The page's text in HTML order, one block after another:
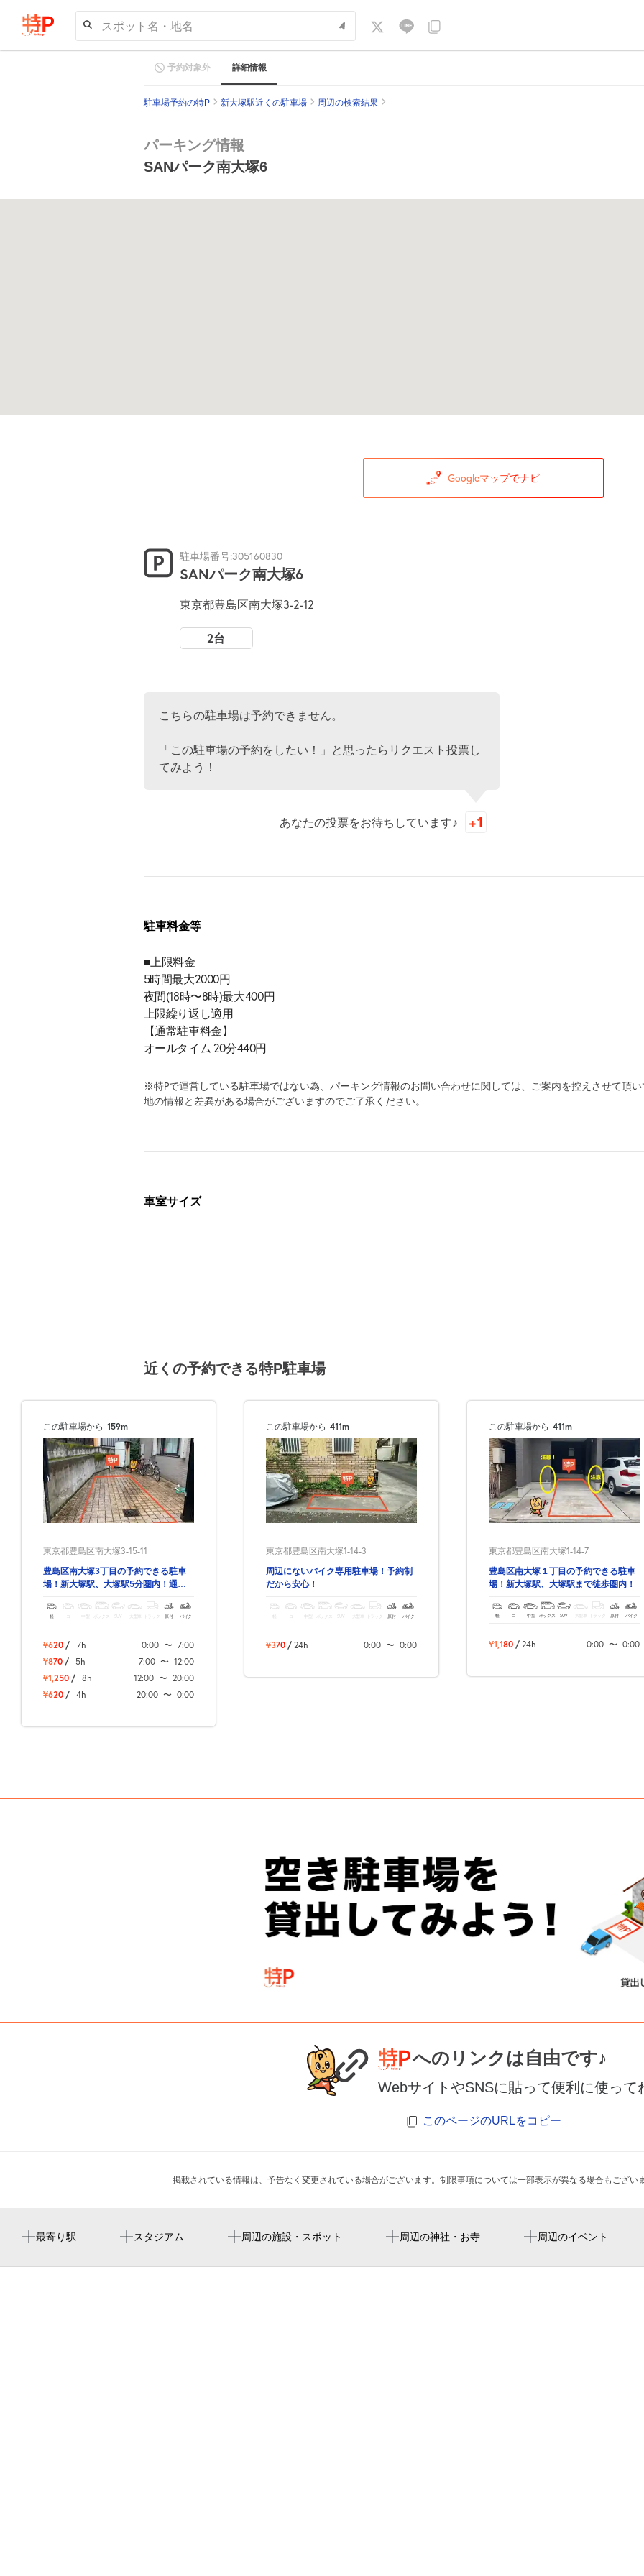
スポット名・地名
予約対象外 詳細情報
駐車場予約の特P 新大塚駅近くの駐車場 周辺の検索結果
パーキング情報
SANパーク南大塚6
Googleマップでナビ
駐車場番号:305160830
SANパーク南大塚6
東京都豊島区南大塚3-2-12
2台
こちらの駐車場は予約できません。
「この駐車場の予約をしたい！」と思ったらリクエスト投票し
てみよう！
あなたの投票をお待ちしています♪
駐車料金等
■上限料金
5時間最大2000円
夜間(18時〜8時)最大400円
上限繰り返し適用
【通常駐車料金】
オールタイム 20分440円
※特Pで運営している駐車場ではない為、パーキング情報のお問い合わせに関しては、ご案内を控えさせて頂
地の情報と差異がある場合がございますのでご了承ください。
車室サイズ
近くの予約できる特P駐車場
この駐車場から 159m
東京都豊島区南大塚3-15-11
豊島区南大塚3丁目の予約できる駐車
場！新大塚駅、大塚駅5分圏内！通勤
軽 中型 ボックス SUV 大型車 トラック 原付 バイク
¥620 / 7h 0:00 〜 7:00
¥870 / 5h 7:00 〜 12:00
¥1,250 / 8h 12:00 〜 20:00
¥620 / 4h 20:00 〜 0:00
この駐車場から 411m
東京都豊島区南大塚1-14-3
周辺にないバイク専用駐車場！予約制
だから安心！
軽 中型 ボックス SUV 大型車 トラック 原付 バイク
¥370 / 24h 0:00 〜 0:00
この駐車場から 411m
東京都豊島区南大塚1-14-7
豊島区南大塚１丁目の予約できる駐車
場！新大塚駅、大塚駅まで徒歩圏内！
軽 コ 中型 ボックス SUV トラック 原付 バイク
¥1,180 / 24h 0:00 〜 0:00
へのリンクは自由です♪
WebサイトやSNSに貼って便利に使って
このページのURLをコピー
掲載されている情報は、予告なく変更されている場合がございます。制限事項については一部表示が異なる場合もござい
最寄り駅 スタジアム 周辺の施設・スポット 周辺の神社・お寺 周辺のイベント
新大塚駅
向原駅
tokyo dome
东京巨蛋
ピザハット 新大塚店
（株）コイシカワ
遠妙寺 本門仏立講堂大孝寺
布帽子体験講座 夏帽子（ラフィア）帽
東京大塚阿波おどり